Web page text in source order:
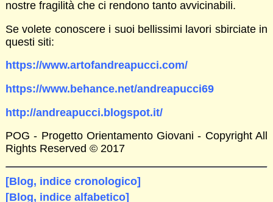
nostre fragilità che ci rendono tanto avvicinabili.
Se volete conoscere i suoi bellissimi lavori sbirciate in
questi siti:
https://www.artofandreapucci.com/
https://www.behance.net/andreapucci69
http://andreapucci.blogspot.it/
POG - Progetto Orientamento Giovani - Copyright All
Rights Reserved © 2017
[Blog, indice cronologico]
[Blog, indice alfabetico]